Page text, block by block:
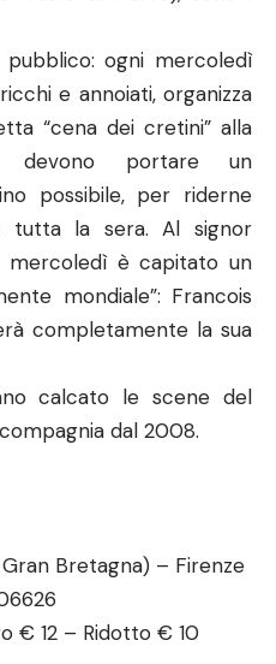
ogni mercoledì
e annoiati, organizza
“cena dei cretini” alla
devono portare un
possibile, per riderne
tutta la sera. Al signor
mercoledì è capitato un
mondiale”: Francois
completamente la sua
calcato le scene del
dal 2008.
Bretagna) – Firenze
€ 12 – Ridotto € 10